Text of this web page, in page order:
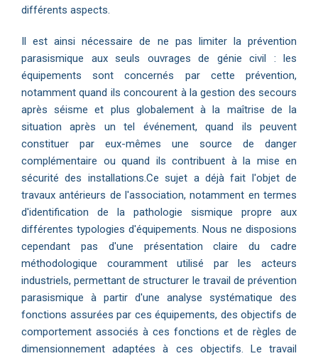
différents aspects.
Il est ainsi nécessaire de ne pas limiter la prévention
parasismique aux seuls ouvrages de génie civil : les
équipements sont concernés par cette prévention,
notamment quand ils concourent à la gestion des secours
après séisme et plus globalement à la maîtrise de la
situation après un tel événement, quand ils peuvent
constituer par eux-mêmes une source de danger
complémentaire ou quand ils contribuent à la mise en
sécurité des installations.Ce sujet a déjà fait l'objet de
travaux antérieurs de l'association, notamment en termes
d'identification de la pathologie sismique propre aux
différentes typologies d'équipements. Nous ne disposions
cependant pas d'une présentation claire du cadre
méthodologique couramment utilisé par les acteurs
industriels, permettant de structurer le travail de prévention
parasismique à partir d'une analyse systématique des
fonctions assurées par ces équipements, des objectifs de
comportement associés à ces fonctions et de règles de
dimensionnement adaptées à ces objectifs. Le travail